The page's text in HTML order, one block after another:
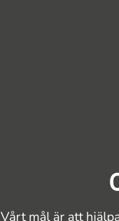
Vårt mål är att